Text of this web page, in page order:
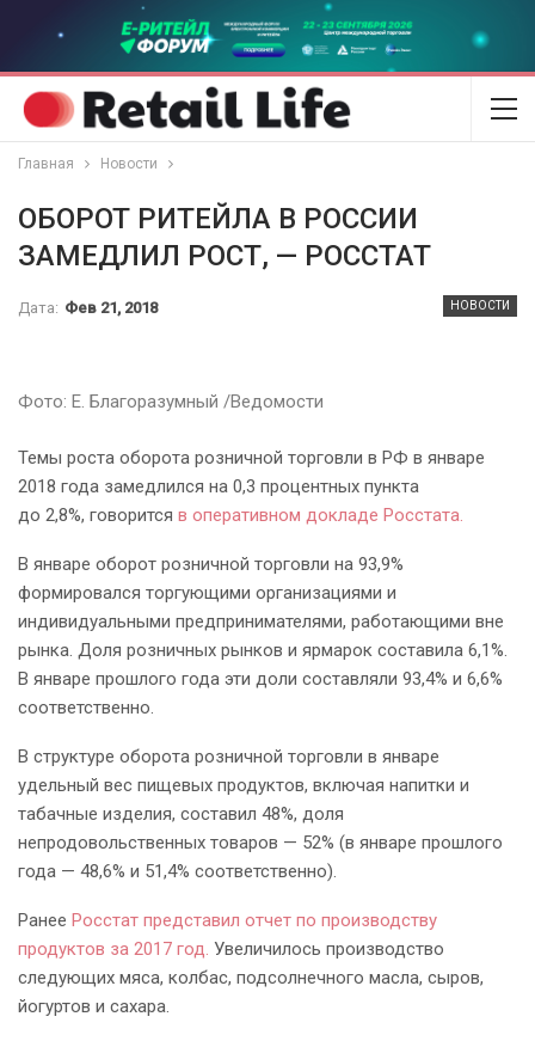
Главная Новости
ОБОРОТ РИТЕЙЛА В РОССИИ
ЗАМЕДЛИЛ РОСТ, — РОССТАТ
НОВОСТИ
Дата: Фев 21, 2018
Фото: Е. Благоразумный /Ведомости
Темы роста оборота розничной торговли в РФ в январе
2018 года замедлился на 0,3 процентных пункта
до 2,8%, говорится в оперативном докладе Росстата.
В январе оборот розничной торговли на 93,9%
формировался торгующими организациями и
индивидуальными предпринимателями, работающими вне
рынка. Доля розничных рынков и ярмарок составила 6,1%.
В январе прошлого года эти доли составляли 93,4% и 6,6%
соответственно.
В структуре оборота розничной торговли в январе
удельный вес пищевых продуктов, включая напитки и
табачные изделия, составил 48%, доля
непродовольственных товаров — 52% (в январе прошлого
года — 48,6% и 51,4% соответственно).
Ранее Росстат представил отчет по производству
продуктов за 2017 год. Увеличилось производство
следующих мяса, колбас, подсолнечного масла, сыров,
йогуртов и сахара.